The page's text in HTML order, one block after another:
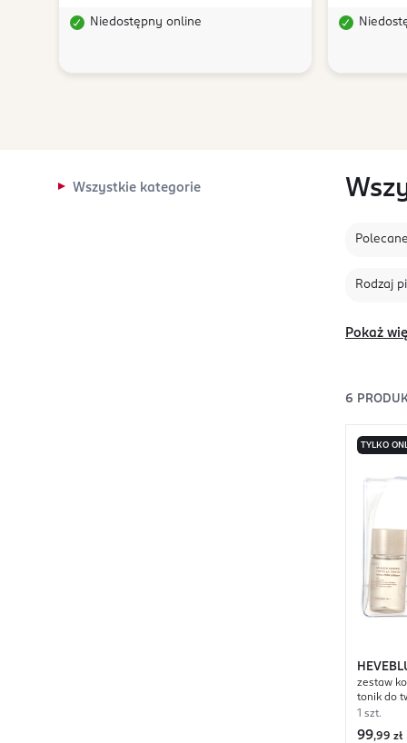
Niedostępny online
Wszystkie kategorie
Polecane
Rodzaj
Pokaż
6
TYLKO
Centella
zestaw
tonik do
twarzy
1 szt.
99,99 zł